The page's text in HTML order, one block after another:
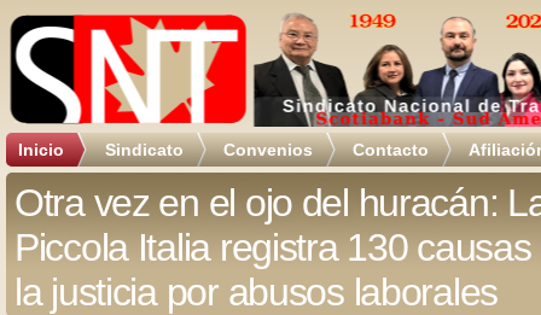
Inicio Sindicato Convenios Contacto
Otra vez en el ojo del huracán:
Piccola Italia registra 130 causas
la justicia por abusos laborales